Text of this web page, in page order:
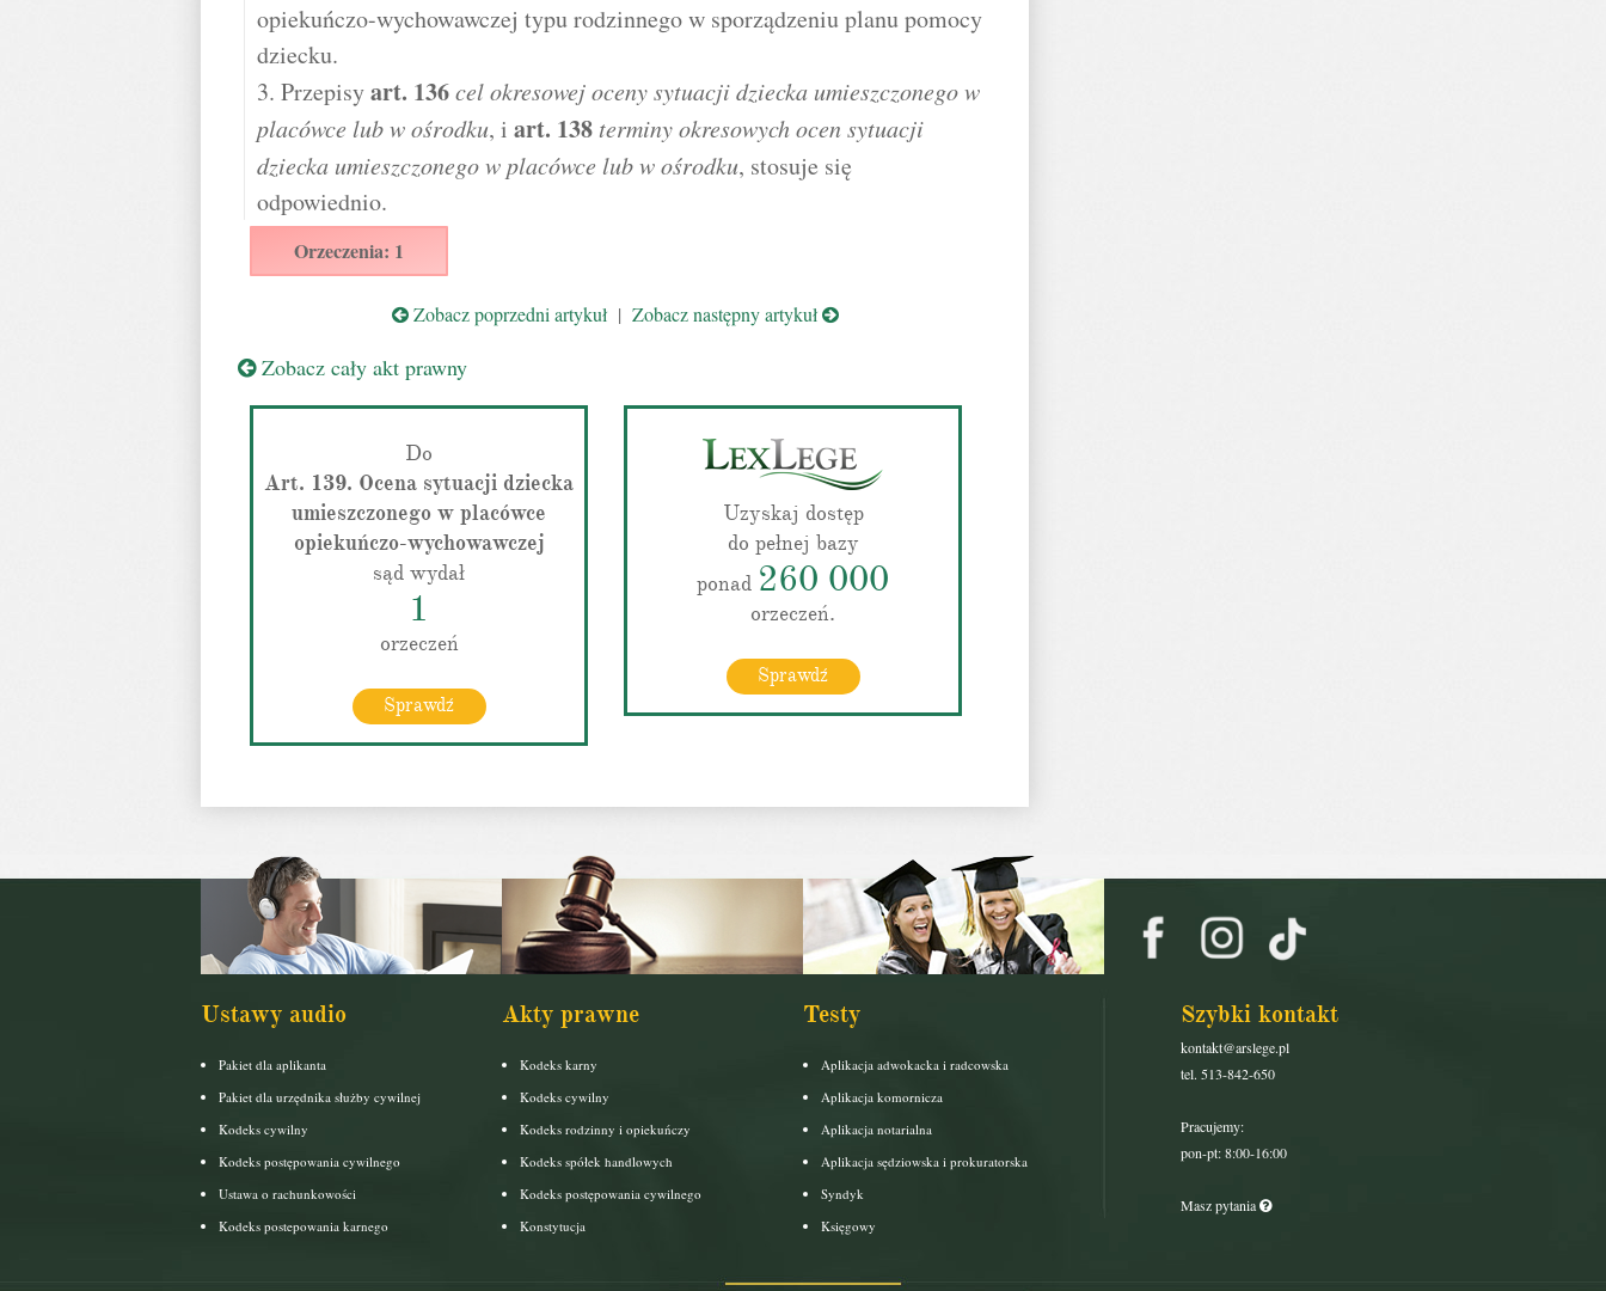
opiekuńczo-wychowawczej typu rodzinnego w sporządzeniu planu pomocy
dziecku.
3. Przepisyart. 136cel okresowej oceny sytuacji dziecka umieszczonego w
placówce lub w ośrodku, i art. 138 terminy okresowych ocen sytuacji
dziecka umieszczonego w placówce lub w ośrodku, stosuje się
odpowiednio.
Orzeczenia: 1
Zobacz poprzedni artykuł| Zobacz następny artykuł
Zobacz cały akt prawny
Do
Art. 139. Ocena sytuacji dziecka
umieszczonego w placówce
opiekuńczo-wychowawczej
sąd wydał
1
orzeczeń
Sprawdź
Uzyskaj dostęp
do pełnej bazy
ponad 260 000
orzeczeń.
Sprawdź
Ustawy audio
Pakiet dla aplikanta
Pakiet dla urzędnika służby cywilnej
Kodeks cywilny
Kodeks postępowania cywilnego
Ustawa o rachunkowości
Kodeks postepowania karnego
Akty prawne
Kodeks karny
Kodeks cywilny
Kodeks rodzinny i opiekuńczy
Kodeks spółek handlowych
Kodeks postępowania cywilnego
Konstytucja
Testy
Aplikacja adwokacka i radcowska
Aplikacja komornicza
Aplikacja notarialna
Aplikacja sędziowska i prokuratorska
Syndyk
Księgowy
Szybki kontakt
kontakt@arslege.pl
tel. 513-842-650
Pracujemy:
pon-pt: 8:00-16:00
Masz pytania